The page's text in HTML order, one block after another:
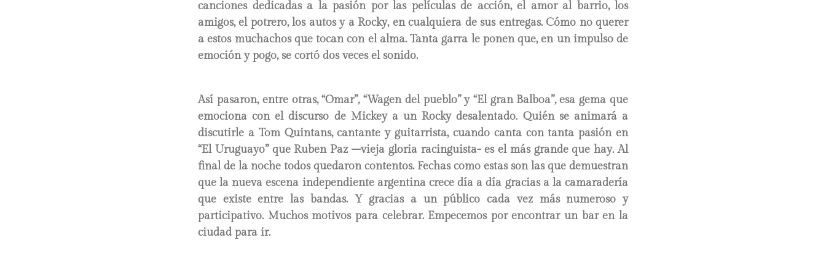
canciones dedicadas a la pasión por las películas de acción, el amor al barrio, los
amigos, el potrero, los autos y a Rocky, en cualquiera de sus entregas. Cómo no querer
a estos muchachos que tocan con el alma. Tanta garra le ponen que, en un impulso de
emoción y pogo, se cortó dos veces el sonido.
Así pasaron, entre otras, “Omar”,“Wagen del pueblo” y “El gran Balboa”,esa gema que
emociona con el discurso de Mickey a un Rocky desalentado. Quién se animará a
discutirle a Tom Quintans, cantante y guitarrista, cuando canta con tanta pasión en
“El Uruguayo” que Ruben Paz –vieja gloria racinguista- es el más grande que hay. Al
final de la noche todos quedaron contentos. Fechas como estas son las que demuestran
que la nueva escena independiente argentina crece día a día gracias a la camaradería
que existe entre las bandas. Y gracias a un público cada vez más numeroso y
participativo. Muchos motivos para celebrar. Empecemos por encontrar un bar en la
ciudad para ir.